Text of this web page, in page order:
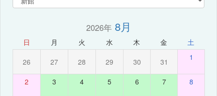
2026年8月
日 月 火 水 木 金 土
26 27 28 29 30 31 1
2 3 4 5 6 7 8